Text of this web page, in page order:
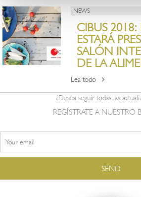
NEWS
CIBUS
ESTARÁ
SALÓN
DE LA
Lea todo
¿Desea seguir todas las
REGÍSTRATE A NUESTRO